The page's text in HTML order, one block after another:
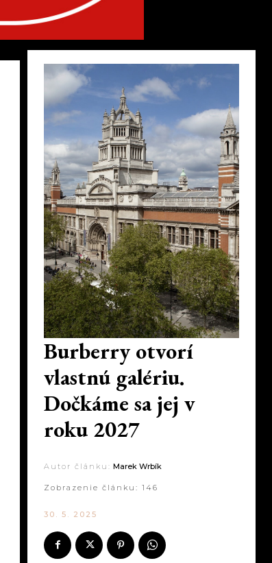
Burberry otvorí
vlastnú galériu.
Dočkáme sa jej v
roku 2027
Autor článku: Marek Wrbík
Zobrazenie článku: 146
30. 5. 2025